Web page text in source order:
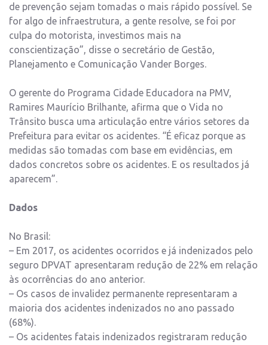
de prevenção sejam tomadas o mais rápido possível. Se
for algo de infraestrutura, a gente resolve, se foi por
culpa do motorista, investimos mais na
conscientização”, disse o secretário de Gestão,
Planejamento e Comunicação Vander Borges.
O gerente do Programa Cidade Educadora na PMV,
Ramires Maurício Brilhante, afirma que o Vida no
Trânsito busca uma articulação entre vários setores da
Prefeitura para evitar os acidentes. “É eficaz porque as
medidas são tomadas com base em evidências, em
dados concretos sobre os acidentes. E os resultados já
aparecem”.
Dados
No Brasil:
– Em 2017, os acidentes ocorridos e já indenizados pelo
seguro DPVAT apresentaram redução de 22% em relação
às ocorrências do ano anterior.
– Os casos de invalidez permanente representaram a
maioria dos acidentes indenizados no ano passado
(68%).
– Os acidentes fatais indenizados registraram redução